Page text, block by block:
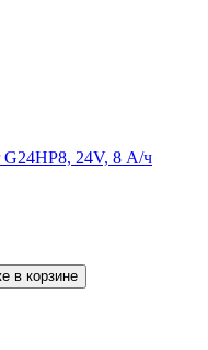
G24HP8, 24V, 8 А/ч
в корзине